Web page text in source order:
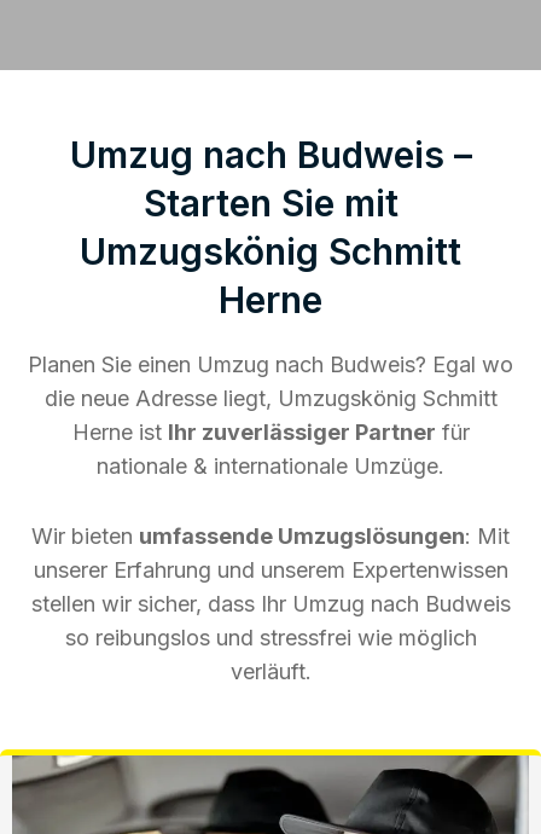
Umzug nach Budweis –
Starten Sie mit
Umzugskönig Schmitt
Herne
Planen Sie einen Umzug nach Budweis? Egal wo
die neue Adresse liegt, Umzugskönig Schmitt
Herne ist Ihr zuverlässiger Partner für
nationale & internationale Umzüge.
Wir bieten umfassende Umzugslösungen: Mit
unserer Erfahrung und unserem Expertenwissen
stellen wir sicher, dass Ihr Umzug nach Budweis
so reibungslos und stressfrei wie möglich
verläuft.